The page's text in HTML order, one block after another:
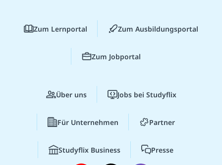
Zum Lernportal Zum Ausbildungsportal
Zum Jobportal
Über uns Jobs bei Studyflix
Für Unternehmen Partner
Studyflix Business Presse